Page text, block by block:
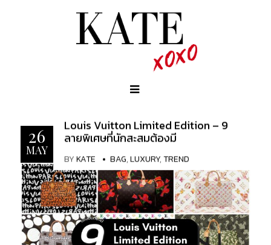
26
MAY
Louis Vuitton Limited Edition – 9
ลายพิเศษที่นักสะสมต้องมี
BYKATE BAG,LUXURY, TREND